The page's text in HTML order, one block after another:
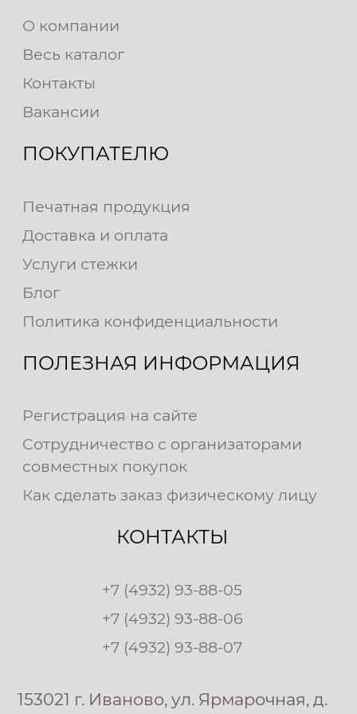
О компании
Весь каталог
Контакты
Вакансии
ПОКУПАТЕЛЮ
Печатная продукция
Доставка и оплата
Услуги стежки
Блог
Политика конфиденциальности
ПОЛЕЗНАЯ ИНФОРМАЦИЯ
Регистрация на сайте
Сотрудничество с организаторами
совместных покупок
Как сделать заказ физическому лицу
КОНТАКТЫ
+7 (4932) 93-88-05
+7 (4932) 93-88-06
+7 (4932) 93-88-07
153021 г. Иваново, ул. Ярмарочная, д.